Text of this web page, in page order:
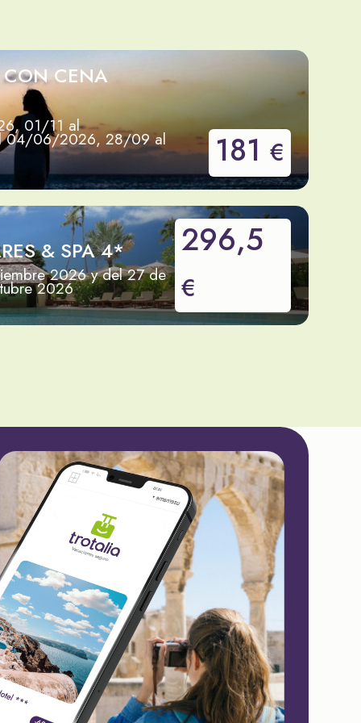
CON CENA
01/11 al
04/06/2026, 28/09 al 181 €
& SPA 4*
2026 y del 27 de
2026
296,5
€